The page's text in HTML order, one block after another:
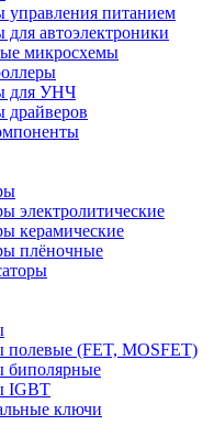
питанием
автоэлектроники
микросхемы
для УНЧ
электролитические
керамические
плёночные
полевые (FET, MOSFET)
биполярные
IGBT
ключи